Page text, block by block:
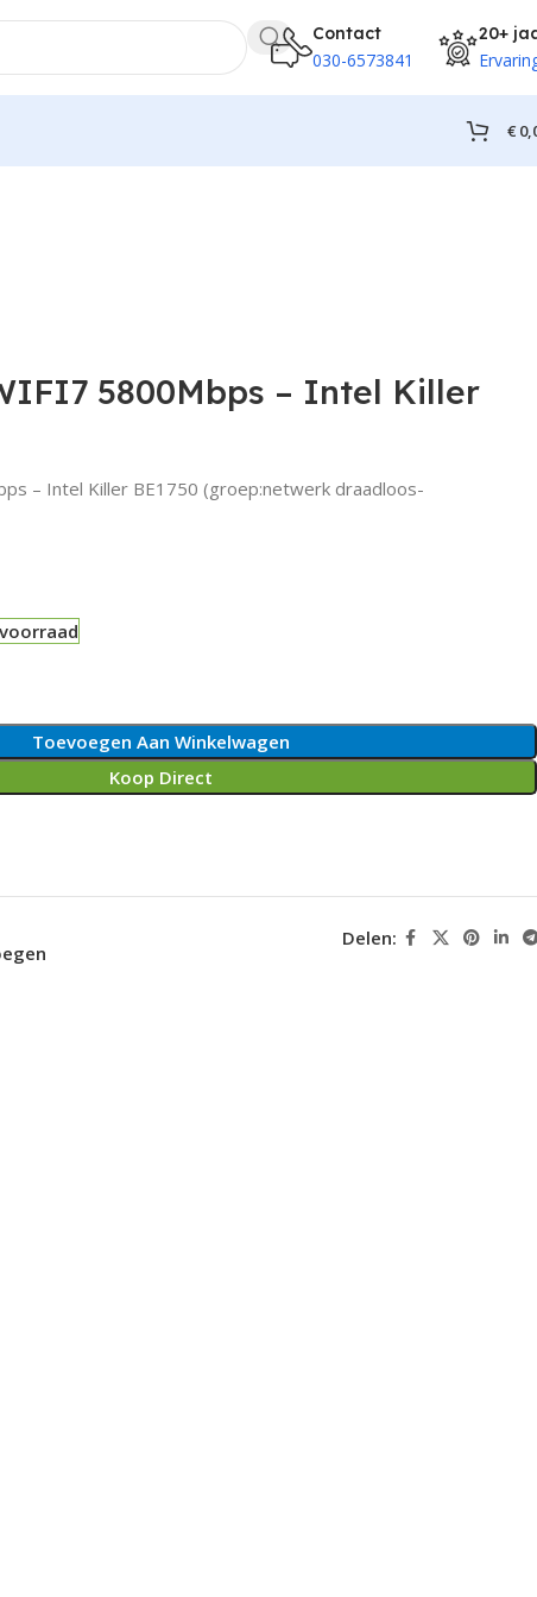
Contact
030-6573841
20+
€
5800Mbps – Intel Killer
– Intel Killer BE1750 (groep:netwerk draadloos-
Toevoegen Aan Winkelwagen
Koop Direct
Delen: